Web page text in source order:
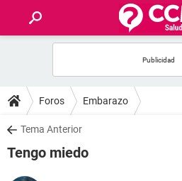
FOROS
SALUD
FAMILIA
Foros Embarazo
Tema Anterior
Tengo miedo